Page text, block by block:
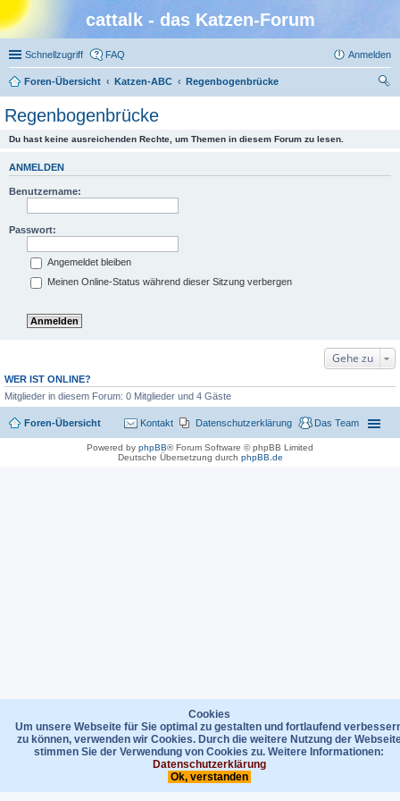
cattalk - das Katzen-Forum
Schnellzugriff FAQ Anmelden
Foren-Übersicht Katzen-ABC
Regenbogenbrücke
Regenbogenbrücke
Du hast keine ausreichenden Rechte, um Themen in diesem Forum zu lesen.
ANMELDEN
Benutzername:
Passwort:
Angemeldet bleiben
Meinen Online-Status während dieser Sitzung verbergen
Gehe zu
WER IST ONLINE?
Mitglieder in diesem Forum: 0 Mitglieder und 4 Gäste
Cookies
Um unsere Webseite für Sie optimal zu gestalten und fortlaufend
zu können, verwenden wir Cookies. Durch die weitere Nutzung der
stimmen Sie der Verwendung von Cookies zu. Weitere Informationen:
Datenschutzerklärung
Ok, verstanden
Foren-Übersicht Das Team
Datenschutzerklärung
Kontakt
Powered by phpBB® Forum Software © phpBB Limited
Deutsche Übersetzung durch phpBB.de